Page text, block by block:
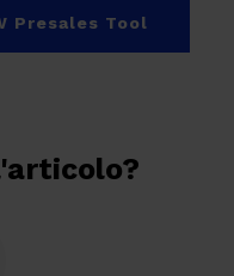
Presales Tool